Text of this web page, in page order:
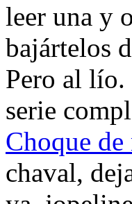
leer una y
bajártelos
Pero al lío.
serie
Choque de
chaval,